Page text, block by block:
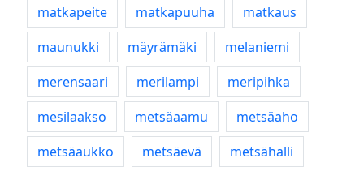
matkapeite
matkapuuha
matkaus
maunukki
mäyrämäki
melaniemi
merensaari
merilampi
meripihka
mesilaakso
metsäaamu
metsäaho
metsäaukko
metsäevä
metsähalli